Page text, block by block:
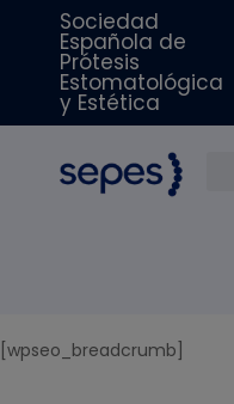
Sociedad
Española de
Prótesis
Estomatológica
y Estética
[wpseo_breadcrumb]